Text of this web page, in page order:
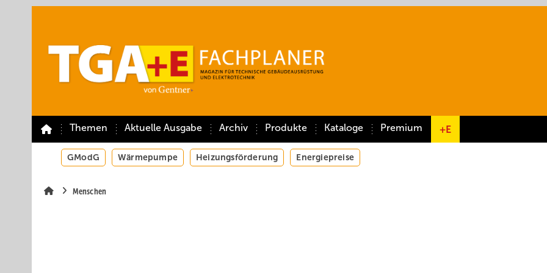
Themen Aktuelle Ausgabe Archiv Produkte Kataloge Premium +E
GModG Wärmepumpe Heizungsförderung Energiepreise
Menschen